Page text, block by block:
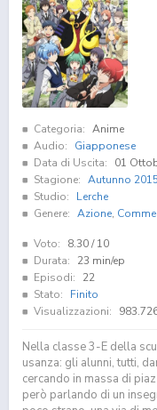
Categoria: Anime
Audio:
Giapponese
Data di Uscita:
01
Stagione: Autunno 2015
Studio:
Lerche
Genere: Azione,
Voto: 8.30/ 10
Durata:
23 min/ep
Episodi:
22
Stato:
Finito
Visualizzazioni:
Nella classe 3-E della
usanza: gli alunni, tutti,
cercando in massa di
però parlando di un